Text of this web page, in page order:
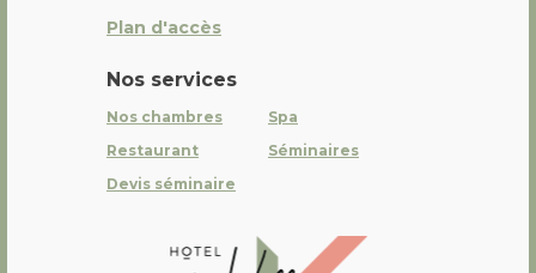
Plan d'accès
Nos services
Nos chambres
Spa
Restaurant
Séminaires
Devis séminaire
La Villa K Hôtel Spa Restaurant